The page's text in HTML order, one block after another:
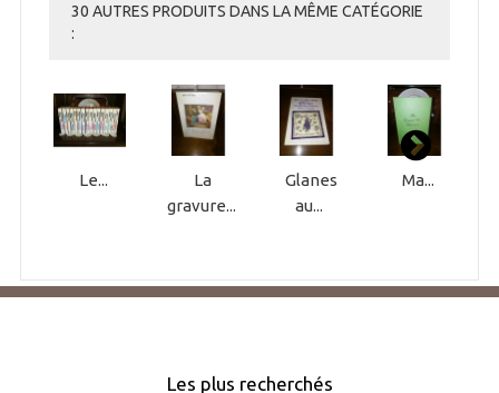
30 AUTRES PRODUITS DANS LA MÊME CATÉGORIE
:
Le...
La
gravure...
Glanes
au...
Ma...
Les plus recherchés